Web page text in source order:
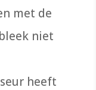
met de
bleek niet
heeft